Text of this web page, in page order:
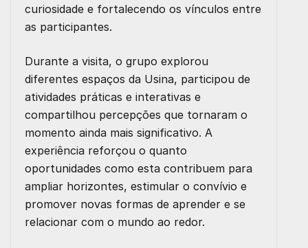
curiosidade e fortalecendo os vínculos entre
as participantes.
Durante a visita, o grupo explorou
diferentes espaços da Usina, participou de
atividades práticas e interativas e
compartilhou percepções que tornaram o
momento ainda mais significativo. A
experiência reforçou o quanto
oportunidades como esta contribuem para
ampliar horizontes, estimular o convívio e
promover novas formas de aprender e se
relacionar com o mundo ao redor.